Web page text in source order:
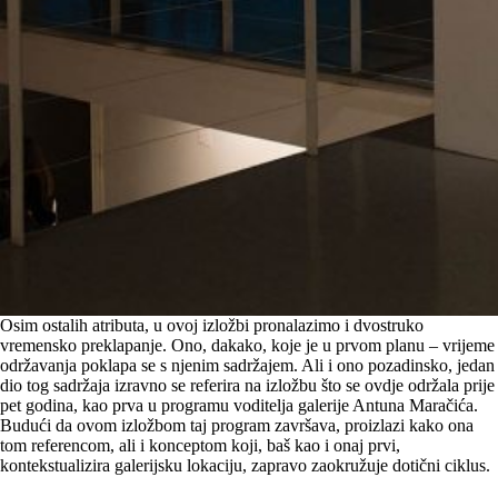
Osim ostalih atributa, u ovoj izložbi pronalazimo i dvostruko
vremensko preklapanje. Ono, dakako, koje je u prvom planu – vrijeme
održavanja poklapa se s njenim sadržajem. Ali i ono pozadinsko, jedan
dio tog sadržaja izravno se referira na izložbu što se ovdje održala prije
pet godina, kao prva u programu voditelja galerije Antuna Maračića.
Budući da ovom izložbom taj program završava, proizlazi kako ona
tom referencom, ali i konceptom koji, baš kao i onaj prvi,
kontekstualizira galerijsku lokaciju, zapravo zaokružuje dotični ciklus.